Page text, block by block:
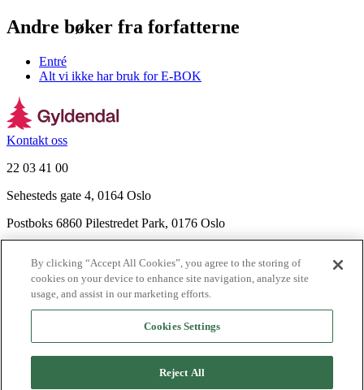
Andre bøker fra forfatterne
Entré
Alt vi ikke har bruk for E-BOK
Kontakt oss
22 03 41 00
Sehesteds gate 4, 0164 Oslo
Postboks 6860 Pilestredet Park, 0176 Oslo
Nyhetsbrev
Ledige stillinger
Send inn manus
By clicking “Accept All Cookies”, you agree to the storing of
cookies on your device to enhance site navigation, analyze site
usage, and assist in our marketing efforts.
Cookies Settings
Reject All